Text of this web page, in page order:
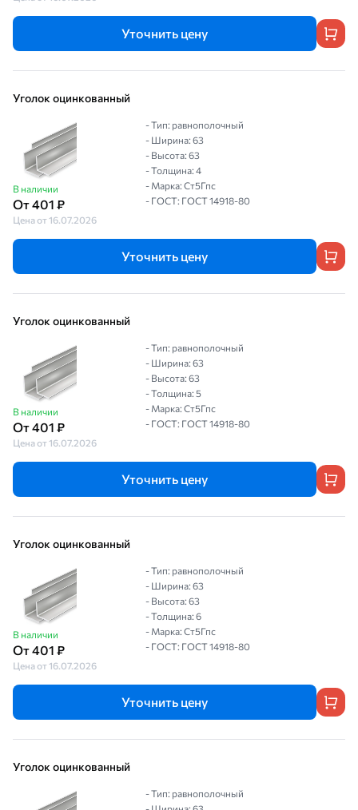
Уточнить цену
Уголок оцинкованный
В наличии
От 401 ₽
Цена от 16.07.2026
- Тип: равнополочный
- Ширина: 63
- Высота: 63
- Толщина: 4
- Марка: Ст5Гпс
- ГОСТ: ГОСТ 14918-80
Уточнить цену
Уголок оцинкованный
В наличии
От 401 ₽
Цена от 16.07.2026
- Тип: равнополочный
- Ширина: 63
- Высота: 63
- Толщина: 5
- Марка: Ст5Гпс
- ГОСТ: ГОСТ 14918-80
Уточнить цену
Уголок оцинкованный
В наличии
От 401 ₽
Цена от 16.07.2026
- Тип: равнополочный
- Ширина: 63
- Высота: 63
- Толщина: 6
- Марка: Ст5Гпс
- ГОСТ: ГОСТ 14918-80
Уточнить цену
Уголок оцинкованный
- Тип: равнополочный